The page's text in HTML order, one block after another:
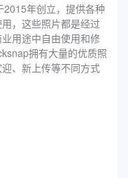
年创立，提供各种
，这些照片都是经过
用途中自由使用和修
拥有大量的优质照
、新上传等不同方式